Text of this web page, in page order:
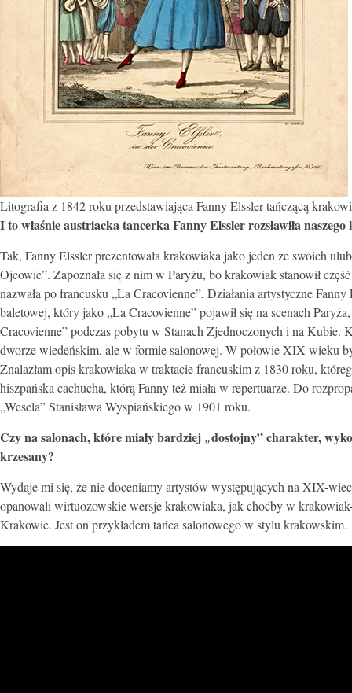
Litografia z 1842 roku przedstawiająca Fanny Elssler tańczącą
I to właśnie austriacka tancerka Fanny Elssler rozsławiła
Tak, Fanny Elssler prezentowała krakowiaka jako jeden ze swoich
Ojcowie”. Zapoznała się z nim w Paryżu, bo krakowiak stanowił
nazwała po francusku „La Cracovienne”. Działania artystyczne
baletowej, który jako „La Cracovienne” pojawił się na scenach
Cracovienne” podczas pobytu w Stanach Zjednoczonych i na
dworze wiedeńskim, ale w formie salonowej. W połowie XIX wieku
Znalazłam opis krakowiaka w traktacie francuskim z 1830 roku,
hiszpańska cachucha, którą Fanny też miała w repertuarze. Do
„Wesela” Stanisława Wyspiańskiego w 1901 roku.
Czy na salonach, które miały bardziej „dostojny” charakter,
krzesany?
Wydaje mi się, że nie doceniamy artystów występujących na XIX-
opanowali wirtuozowskie wersje krakowiaka, jak choćby w
Krakowie. Jest on przykładem tańca salonowego w stylu krakowskim.